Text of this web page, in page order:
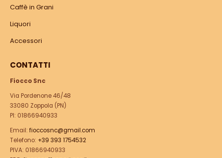
Caffè in Grani
Liquori
Accessori
CONTATTI
Fiocco Snc
Via Pordenone 46/48
33080 Zoppola (PN)
PI: 01866940933
Email: fioccosnc@gmail.com
Telefono: +39 393 1754532
PIVA: 01866940933